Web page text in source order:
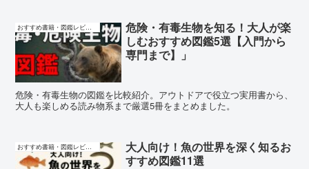
おすすめ書籍・図鑑レビュー
危険・有毒生物を知る！大人が楽
しむおすすめ図鑑5選【入門から
専門まで】」
危険・有毒生物の図鑑を比較紹介。アウトドアで役立つ実用書から、
大人も楽しめる読み物系まで厳選5冊をまとめました。
おすすめ書籍・図鑑レビュー
大人向け！魚の世界を深く知るお
すすめ図鑑11選